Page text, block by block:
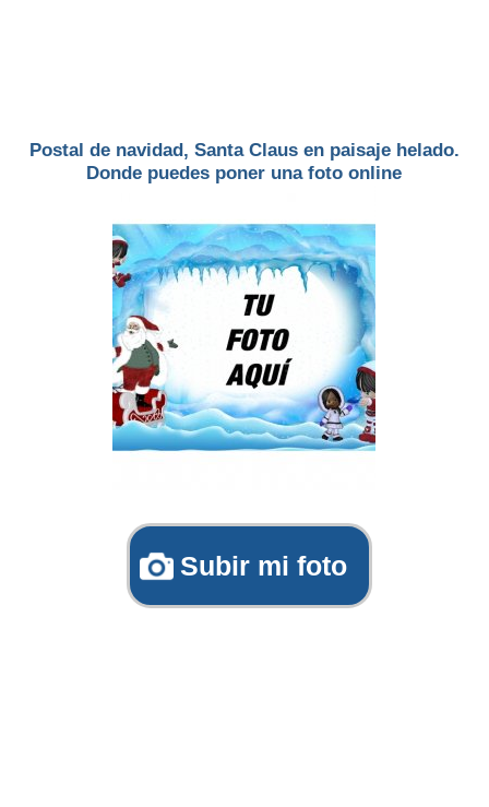
Postal de navidad, Santa Claus en paisaje helado.
Donde puedes poner una foto online
Subir mi foto